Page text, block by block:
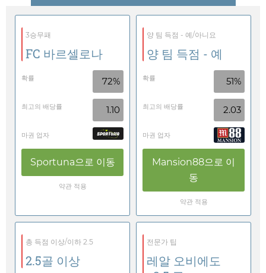
3승무패
FC 바르셀로나
확률 72%
최고의 배당률 1.10
마권 업자
Sportuna으로 이동
약관 적용
양 팀 득점 - 예/아니요
양 팀 득점 - 예
확률 51%
최고의 배당률 2.03
마권 업자
Mansion88으로 이
동
약관 적용
총 득점 이상/이하 2.5
2.5골 이상
전문가 팁
레알 오비에도